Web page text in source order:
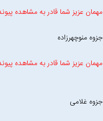
مهمان عزیز شما قادر به مشاهده
جزوه منوچهرزاده
مهمان عزیز شما قادر به مشاهده
جزوه غلامی